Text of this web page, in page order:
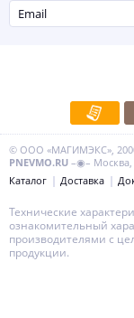
© ООО «МАГИМЭКС», 2000
PNEVMO.RU –◉– Москва,
Каталог
Доставка
Технические
ознакомительный
производителями с
продукции.